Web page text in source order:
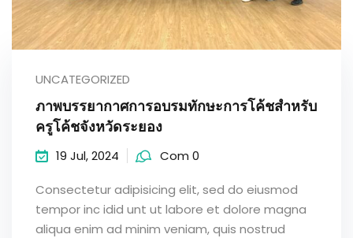
UNCATEGORIZED
ภาพบรรยากาศการอบรมทักษะการโค้ชสำหรับ
ครูโค้ชจังหวัดระยอง
19 Jul, 2024 Com 0
Consectetur adipisicing elit, sed do eiusmod
tempor inc idid unt ut labore et dolore magna
aliqua enim ad minim veniam, quis nostrud